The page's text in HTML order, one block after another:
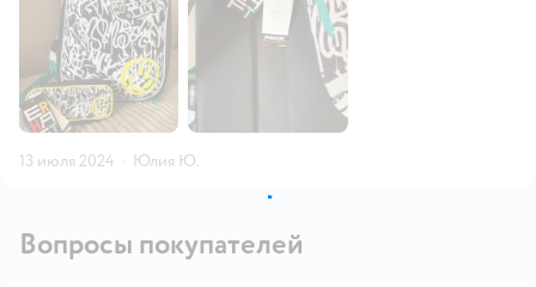
13 июля 2024 · Юлия Ю.
Вопросы покупателей